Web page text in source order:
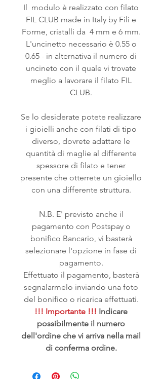
Il modulo è realizzato con filato
FIL CLUB made in Italy by Fili e
Forme, cristalli da 4 mm e 6 mm.
L'uncinetto necessario è 0.55 o
0.65 - in alternativa il numero di
uncineto con il quale vi trovate
meglio a lavorare il filato FIL
CLUB.
Se lo desiderate potete realizzare
i gioielli anche con filati di tipo
diverso, dovrete adattare le
quantità di maglie al differente
spessore di filato e tener
presente che otterrete un gioiello
con una differente struttura.
N.B. E' previsto anche il
pagamento con Postspay o
bonifico Bancario, vi basterà
selezionare l'opzione in fase di
pagamento.
Effettuato il pagamento, basterà
segnalarmelo inviando una foto
del bonifico o ricarica effettuati.
!!! Importante !!! Indicare
possibilmente il numero
dell'ordine che vi arriva nella mail
di conferma ordine.